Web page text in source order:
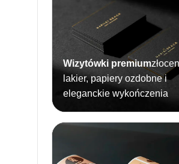
Wizytówki premium
lakier, papiery ozdobne i
eleganckie wykończenia